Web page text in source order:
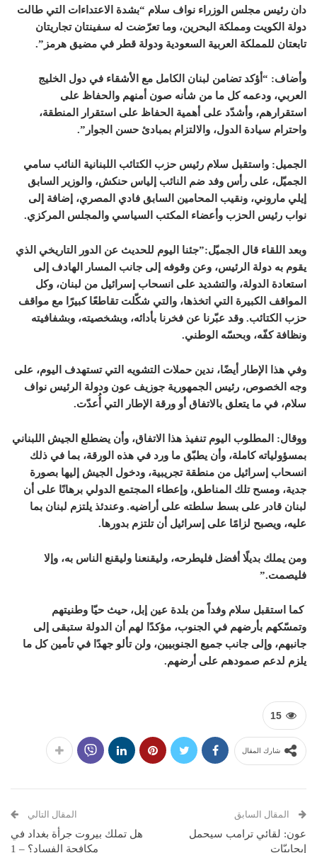
دان رئيس مجلس الوزراء نواف سلام “بشدة الاعتداءات التي طالت
دولة الكويت ومملكة البحرين، وما تعرّضت له سفينتان تجاريتان
تابعتان للمملكة العربية السعودية ودولة قطر في مضيق هرمز”.
وأضاف: “أؤكد تضامن لبنان الكامل مع الأشقاء في دول الخليج
العربي، ودعمه كل ما من شأنه صون أمنهم والحفاظ على
استقرارهم، وأشدّد على أهمية الحفاظ على استقرار المنطقة،
واحترام سيادة الدول، والالتزام بمبادئ حسن الجوار”.
الجميل: واستقبل سلام رئيس حزب الكتائب اللبنانية النائب سامي
الجميّل، على رأس وفد ضم النائب إلياس حنكش، والوزير السابق
إيلي ماروني، ونقيب المحامين السابق فادي المصري، إضافة إلى
نواب رئيس الحزب وأعضاء المكتب السياسي والمجلس المركزي.
وبعد اللقاء قال الجميّل:”جئنا اليوم للحديث عن الدور التاريخي الذي
يقوم به دولة الرئيس، وعن وقوفه إلى جانب المسار الهادف إلى
استعادة الدولة، والتشديد على انسحاب إسرائيل من لبنان، وكل
المواقف الكبيرة التي اتخذها، والتي شكّلت تقاطعًا كبيرًا مع مواقف
حزب الكتائب. وقد عبّرنا عن فخرنا بأدائه، وبشخصيته، وبشفافيته
ونظافة كفّه، وبحسّه الوطني.
وفي هذا الإطار أيضًا، ندين حملات التشويه التي تستهدف اليوم، على
وجه الخصوص، رئيس الجمهورية جوزيف عون ودولة الرئيس نواف
سلام، في ما يتعلق بالاتفاق أو ورقة الإطار التي أُعدّت.
ووقال: المطلوب اليوم تنفيذ هذا الاتفاق، وأن يضطلع الجيش اللبناني
بمسؤولياته كاملة، وأن يطبّق ما ورد في هذه الورقة، بما في ذلك
انسحاب إسرائيل من منطقة تجريبية، ودخول الجيش إليها بصورة
جدية، ومسح تلك المناطق، وإعطاء المجتمع الدولي برهانًا على أن
لبنان قادر على بسط سلطته على أراضيه. وعندئذ يلتزم لبنان بما
عليه، ويصبح لزامًا على إسرائيل أن تلتزم بدورها.
ومن يملك بديلًا أفضل فليطرحه، وليقنعنا وليقنع الناس به، وإلا
فليصمت.”
كما استقبل سلام وفداً من بلدة عين إبل، حيث حيّا وطنيتهم
وتمسّكهم بأرضهم في الجنوب، مؤكدًا لهم أن الدولة ستبقى إلى
جانبهم، وإلى جانب جميع الجنوبيين، ولن تألو جهدًا في تأمين كل ما
يلزم لدعم صمودهم على أرضهم.
15
شارك المقال
المقال السابق
عون: لقائي ترامب سيحمل
إيجابيّات
المقال التالي
هل تملك بيروت جرأة بغداد في
مكافحة الفساد؟ – 1